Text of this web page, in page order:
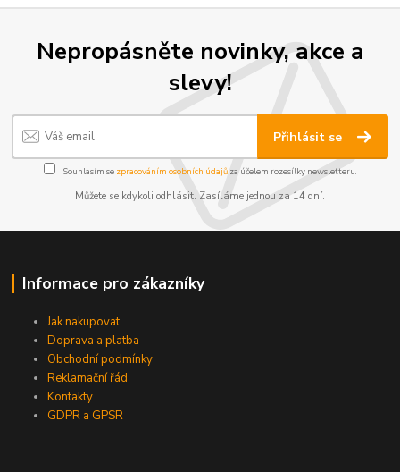
Nepropásněte novinky, akce a
slevy!
Přihlásit se
Souhlasím se zpracováním osobních údajůza účelem rozesílky newsletteru.
Můžete se kdykoli odhlásit. Zasíláme jednou za 14 dní.
Informace pro zákazníky
Jak nakupovat
Doprava a platba
Obchodní podmínky
Reklamační řád
Kontakty
GDPR a GPSR